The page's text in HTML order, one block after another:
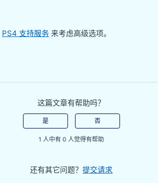
PS4 支持服务 来考虑高级选项。
这篇文章有帮助吗？
是 否
1 人中有 0 人觉得有帮助
还有其它问题？提交请求